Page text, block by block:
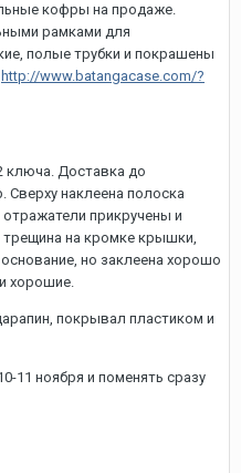
кофры на продаже.
рамками для
полые трубки и покрашены
http://www.batangacase.com/?
ключа. Доставка до
Сверху наклеена полоска
отражатели прикручены и
на кромке крышки,
но заклеена хорошо
хорошие.
покрывал пластиком и
11 ноября и поменять сразу